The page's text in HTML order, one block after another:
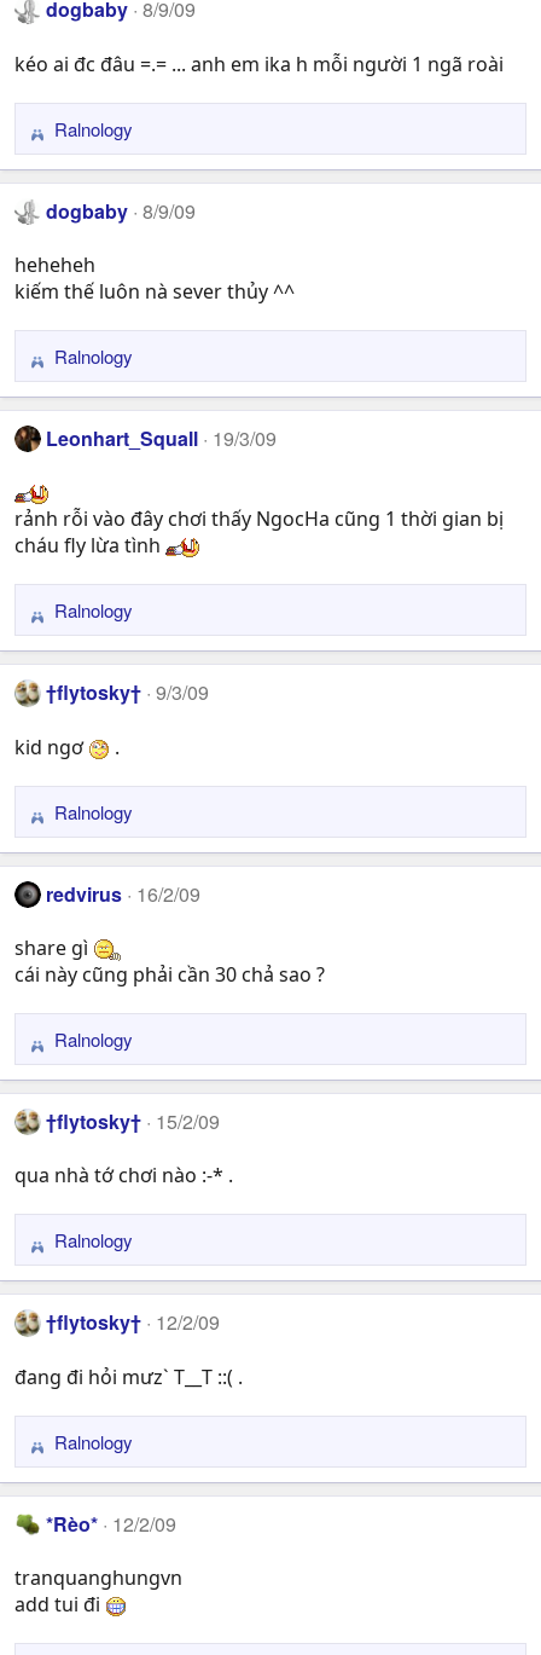
c
i
s
:
dogbaby 8/9/09
kéo ai đc đâu =.= ... anh em ika h mỗi người 1 ngã roài
R
e
a
c
i
o
Ralnology
dogbaby 8/9/09
heheheh
kiếm thế luôn nà sever thủy ^^
R
e
a
c
i
o
n
Ralnology
Leonhart_Squall 19/3/09
rảnh rỗi vào đây chơi thấy NgocHa cũng 1 thời gian bị
cháu fly lừa tình
R
e
a
c
i
s
:
Ralnology
†flytosky† 9/3/09
kid ngơ .
R
e
a
c
i
o
Ralnology
redvirus 16/2/09
share gì
cái này cũng phải cần 30 chả sao ?
R
e
a
c
i
s
:
Ralnology
†flytosky† 15/2/09
qua nhà tớ chơi nào :-* .
R
e
a
c
i
s
:
Ralnology
†flytosky† 12/2/09
đang đi hỏi mưz` T__T ::( .
R
e
a
c
i
o
Ralnology
*Rèo* 12/2/09
tranquanghungvn
add tui đi